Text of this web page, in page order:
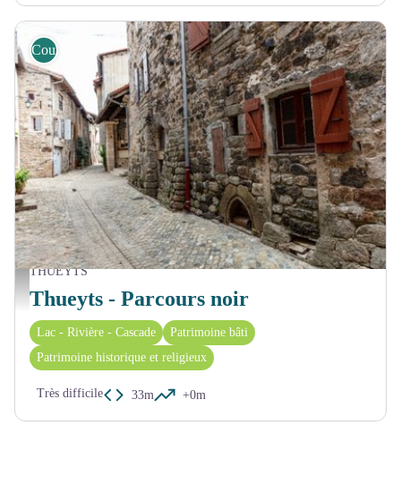
Course d'orientation
THUEYTS
Thueyts - Parcours noir
Lac - Rivière - Cascade
Patrimoine bâti
Patrimoine historique et religieux
Très difficile 33m +0m